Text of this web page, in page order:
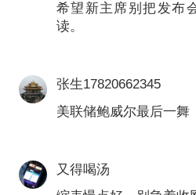
终认为，油价飙升对
鲍威尔本月在出席哈
中表示，按照常规操
持续太久。但关键在
希望新主席别把发布
读。
张生17820662345
美联储鲍威尔最后一舞
又得喝汤